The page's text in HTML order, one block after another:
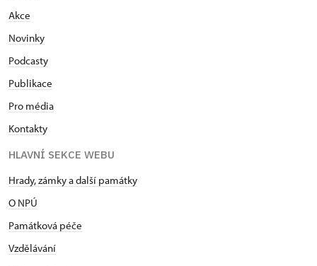
Akce
Novinky
Podcasty
Publikace
Pro média
Kontakty
HLAVNÍ SEKCE WEBU
Hrady, zámky a další památky
O NPÚ
Památková péče
Vzdělávání